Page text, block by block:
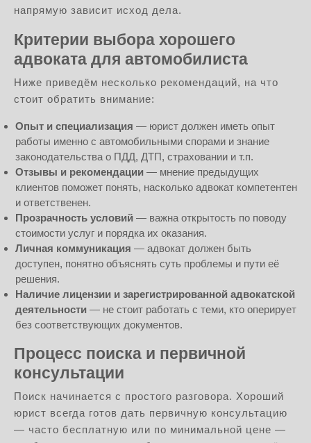
напрямую зависит исход дела.
Критерии выбора хорошего
адвоката для автомобилиста
Ниже приведём несколько рекомендаций, на что
стоит обратить внимание:
Опыт и специализация — юрист должен иметь опыт
работы именно с автомобильными спорами и знание
законодательства о ПДД, ДТП, страховании и т.п.
Отзывы и рекомендации — мнение предыдущих
клиентов поможет понять, насколько адвокат компетентен
и ответственен.
Прозрачность условий — важна открытость по поводу
стоимости услуг и порядка их оказания.
Личная коммуникация — адвокат должен быть
доступен, понятно объяснять суть проблемы и пути её
решения.
Наличие лицензии и зарегистрированной адвокатской
деятельности — не стоит работать с теми, кто оперирует
без соответствующих документов.
Процесс поиска и первичной
консультации
Поиск начинается с простого разговора. Хороший
юрист всегда готов дать первичную консультацию
— часто бесплатную или по минимальной цене —